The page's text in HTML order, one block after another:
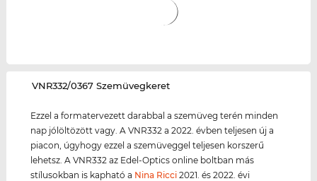
‌VNR332/0367 Szemüvegkeret
Ezzel a formatervezett darabbal a szemüveg terén minden
nap jólöltözött vagy. A VNR332 a 2022. évben teljesen új a
piacon, úgyhogy ezzel a szemüveggel teljesen korszerű
lehetsz. A VNR332 az Edel-Optics online boltban más
stílusokban is kapható a Nina Ricci 2021. és 2022. évi